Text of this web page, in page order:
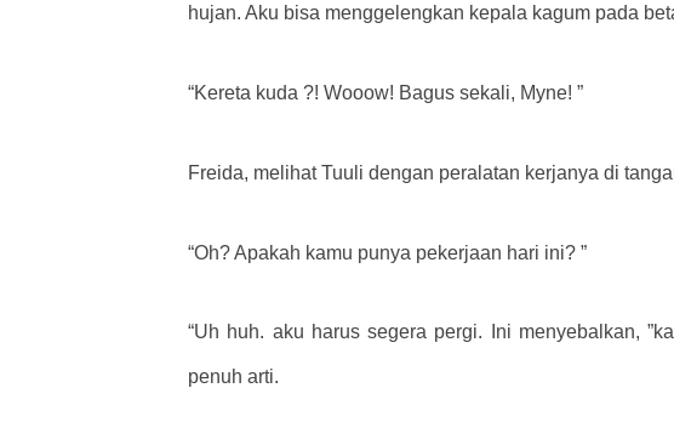
hujan. Aku bisa menggelengkan kepala kagum pada
“Kereta kuda ?! Wooow! Bagus sekali, Myne! ”
Freida, melihat Tuuli dengan peralatan kerjanya di
“Oh? Apakah kamu punya pekerjaan hari ini? ”
“Uh huh. aku harus segera pergi. Ini menyebalkan,
penuh arti.